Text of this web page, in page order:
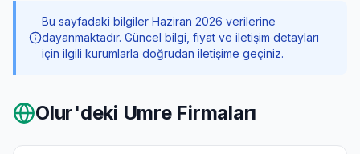
Bu sayfadaki bilgiler Haziran 2026 verilerine
dayanmaktadır. Güncel bilgi, fiyat ve iletişim detayları
için ilgili kurumlarla doğrudan iletişime geçiniz.
Olur'deki Umre Firmaları